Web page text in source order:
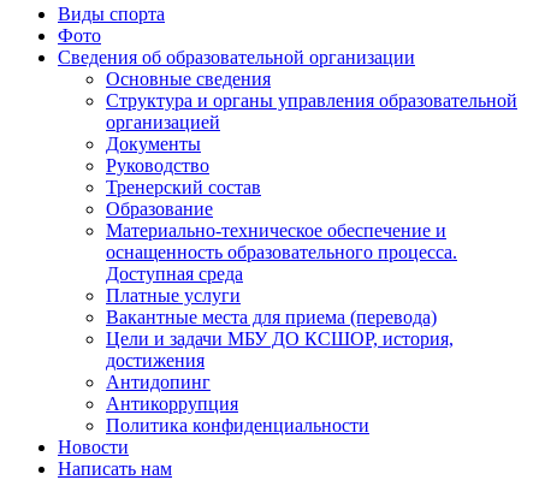
Виды спорта
Фото
Сведения об образовательной организации
Основные сведения
Структура и органы управления образовательной
организацией
Документы
Руководство
Тренерский состав
Образование
Материально-техническое обеспечение и
оснащенность образовательного процесса.
Доступная среда
Платные услуги
Вакантные места для приема (перевода)
Цели и задачи МБУ ДО КСШОР, история,
достижения
Антидопинг
Антикоррупция
Политика конфиденциальности
Новости
Написать нам